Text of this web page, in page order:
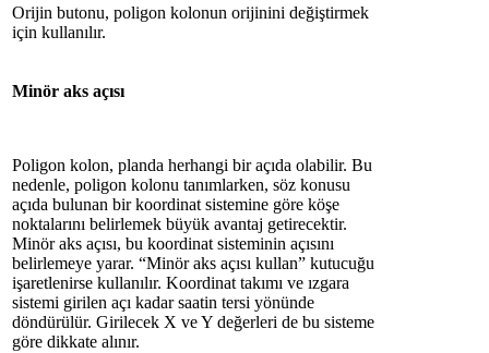
Orijin butonu, poligon kolonun orijinini değiştirmek
için kullanılır.
Minör aks açısı
Poligon kolon, planda herhangi bir açıda olabilir. Bu
nedenle, poligon kolonu tanımlarken, söz konusu
açıda bulunan bir koordinat sistemine göre köşe
noktalarını belirlemek büyük avantaj getirecektir.
Minör aks açısı, bu koordinat sisteminin açısını
belirlemeye yarar. “Minör aks açısı kullan” kutucuğu
işaretlenirse kullanılır. Koordinat takımı ve ızgara
sistemi girilen açı kadar saatin tersi yönünde
döndürülür. Girilecek X ve Y değerleri de bu sisteme
göre dikkate alınır.